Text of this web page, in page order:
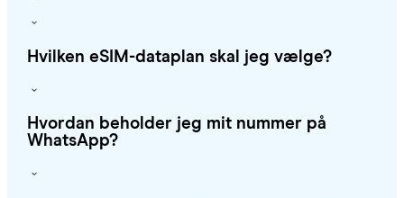
Hvilken eSIM-dataplan skal jeg vælge?
Hvordan beholder jeg mit nummer på
WhatsApp?